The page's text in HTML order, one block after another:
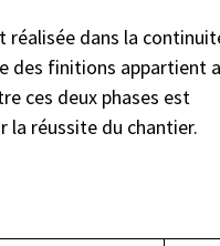
réalisée dans la
des finitions appartient
ces deux phases est
réussite du chantier.